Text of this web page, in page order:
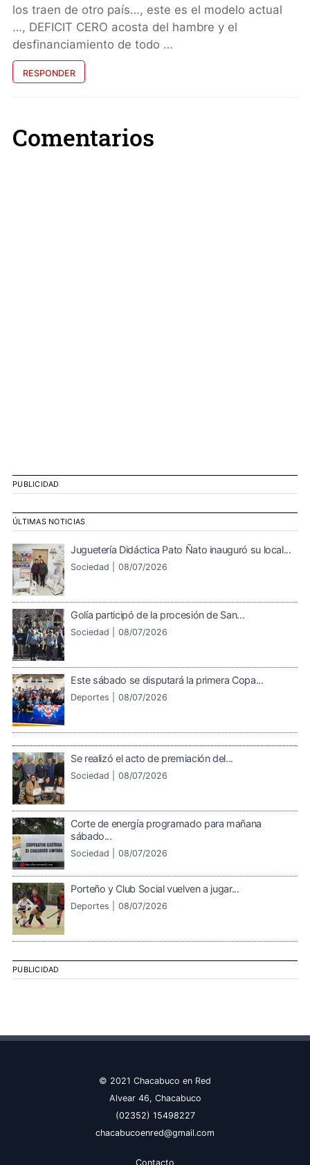
los traen de otro país…, este es el modelo actual
…, DEFICIT CERO acosta del hambre y el
desfinanciamiento de todo …
RESPONDER
Comentarios
PUBLICIDAD
ÚLTIMAS NOTICIAS
Juguetería Didáctica Pato Ñato inauguró su local...
Sociedad | 08/07/2026
Golía participó de la procesión de San...
Sociedad | 08/07/2026
Este sábado se disputará la primera Copa...
Deportes | 08/07/2026
Se realizó el acto de premiación del...
Sociedad | 08/07/2026
Corte de energía programado para mañana
sábado...
Sociedad | 08/07/2026
Porteño y Club Social vuelven a jugar...
Deportes | 08/07/2026
PUBLICIDAD
© 2021 Chacabuco en Red
Alvear 46, Chacabuco
(02352) 15498227
chacabucoenred@gmail.com
Contacto